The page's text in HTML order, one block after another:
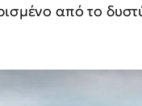
από το